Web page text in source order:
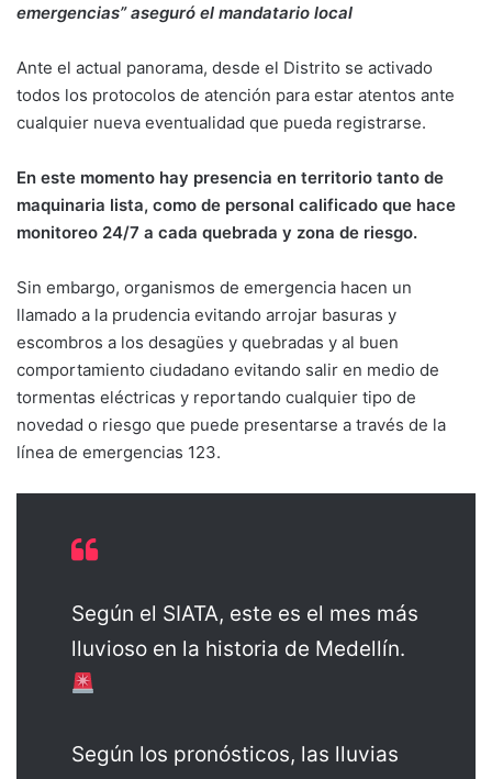
emergencias” aseguró el mandatario local
Ante el actual panorama, desde el Distrito se activado
todos los protocolos de atención para estar atentos ante
cualquier nueva eventualidad que pueda registrarse.
En este momento hay presencia en territorio tanto de
maquinaria lista, como de personal calificado que hace
monitoreo 24/7 a cada quebrada y zona de riesgo.
Sin embargo, organismos de emergencia hacen un
llamado a la prudencia evitando arrojar basuras y
escombros a los desagües y quebradas y al buen
comportamiento ciudadano evitando salir en medio de
tormentas eléctricas y reportando cualquier tipo de
novedad o riesgo que puede presentarse a través de la
línea de emergencias 123.
Según el SIATA, este es el mes más
lluvioso en la historia de Medellín.
Según los pronósticos, las lluvias